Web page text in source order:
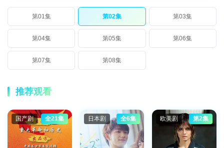
第01集 第02集 第03集
第04集 第05集 第06集
第07集 第08集
推荐观看
国产剧 全21集 日本剧 全6集 欧美剧 第2集